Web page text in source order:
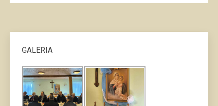
GALERIA